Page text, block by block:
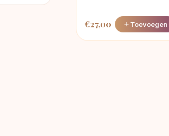
€27,00 Toevoegen